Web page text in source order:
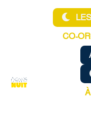
Aller au contenu
CO-